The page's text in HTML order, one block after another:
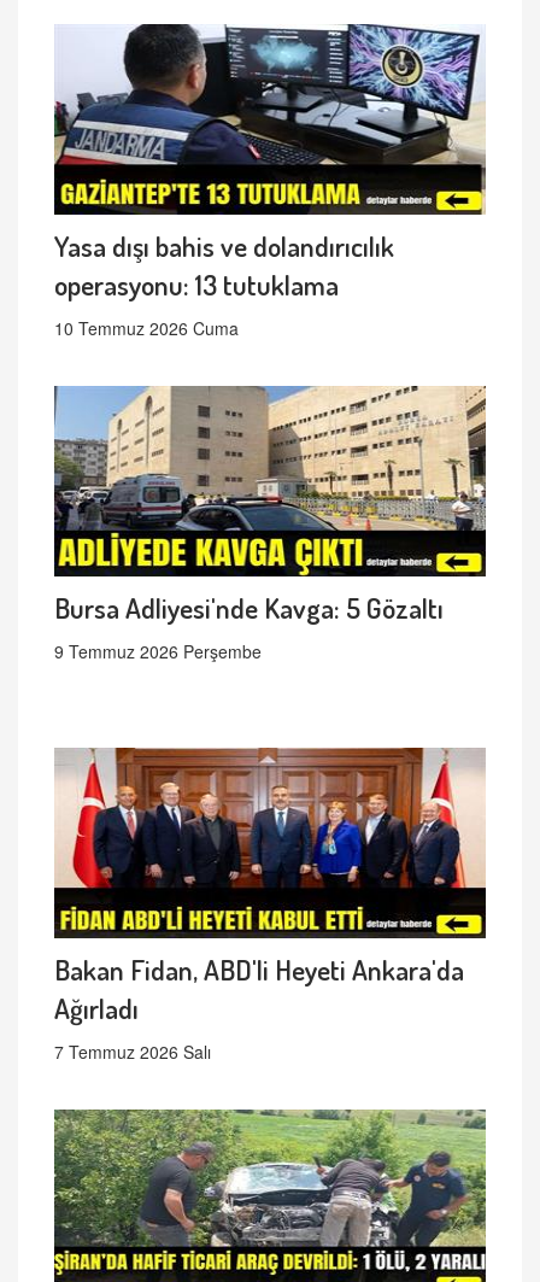
Yasa dışı bahis ve dolandırıcılık
operasyonu: 13 tutuklama
10 Temmuz 2026 Cuma
Bursa Adliyesi'nde Kavga: 5 Gözaltı
9 Temmuz 2026 Perşembe
Bakan Fidan, ABD'li Heyeti Ankara'da
Ağırladı
7 Temmuz 2026 Salı